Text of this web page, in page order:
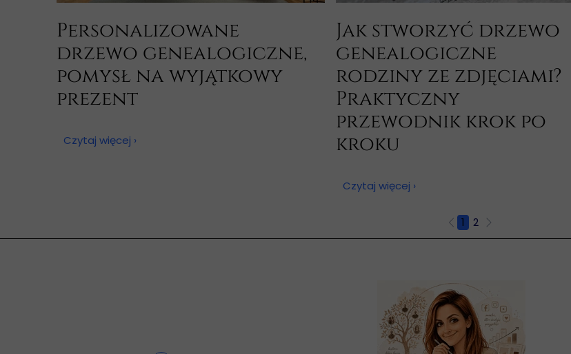
Personalizowane
drzewo genealogiczne,
pomysł na wyjątkowy
prezent
Czytaj więcej ›
Jak stworzyć drzewo
genealogiczne
rodziny ze zdjęciami?
Praktyczny
przewodnik krok po
kroku
Czytaj więcej ›
1 2